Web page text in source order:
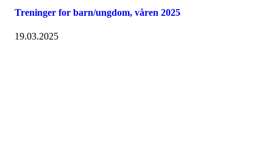
Treninger for barn/ungdom, våren 2025
19.03.2025